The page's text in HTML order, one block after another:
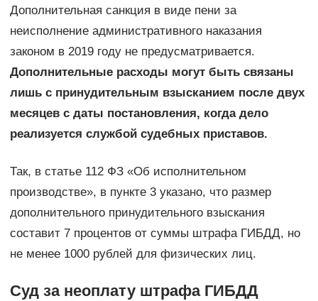
Дополнительная санкция в виде пени за
неисполнение административного наказания
законом в 2019 году не предусматривается.
Дополнительные расходы могут быть связаны
лишь с принудительным взысканием после двух
месяцев с даты постановления, когда дело
реализуется службой судебных приставов.
Так, в статье 112 ФЗ «Об исполнительном
производстве», в пункте 3 указано, что размер
дополнительного принудительного взыскания
составит 7 процентов от суммы штрафа ГИБДД, но
не менее 1000 рублей для физических лиц.
Суд за неоплату штрафа ГИБДД